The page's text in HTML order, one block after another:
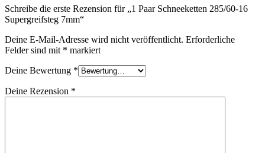
Schreibe die erste Rezension für „1 Paar Schneeketten 285/60-16
Supergreifsteg 7mm“
Deine E-Mail-Adresse wird nicht veröffentlicht. Erforderliche
Felder sind mit * markiert
Deine Bewertung *
Deine Rezension *